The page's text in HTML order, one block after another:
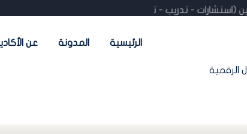
(استشارات - تدريب - تسويق- منصات جاهزة) احجز
الرئيسية المدونة عن